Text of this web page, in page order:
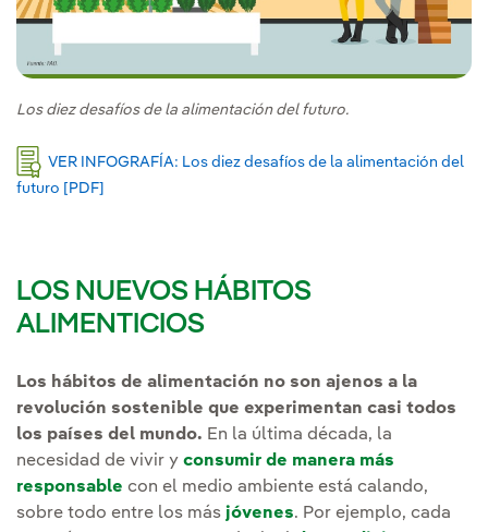
Los diez desafíos de la alimentación del futuro.
VER INFOGRAFÍA: Los diez desafíos de la alimentación del
futuro [PDF]
LOS NUEVOS HÁBITOS
ALIMENTICIOS
Los hábitos de alimentación no son ajenos a la
revolución sostenible que experimentan casi todos
los países del mundo. En la última década, la
necesidad de vivir y consumir de manera más
responsable con el medio ambiente está calando,
sobre todo entre los más jóvenes. Por ejemplo, cada